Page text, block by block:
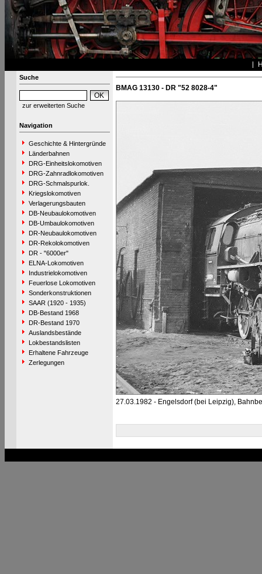
Suche
zur erweiterten Suche
Navigation
Geschichte & Hintergründe
Länderbahnen
DRG-Einheitslokomotiven
DRG-Zahnradlokomotiven
DRG-Schmalspurlok.
Kriegslokomotiven
Verlagerungsbauten
DB-Neubaulokomotiven
DB-Umbaulokomotiven
DR-Neubaulokomotiven
DR-Rekolokomotiven
DR - "6000er"
ELNA-Lokomotiven
Industrielokomotiven
Feuerlose Lokomotiven
Sonderkonstruktionen
SAAR (1920 - 1935)
DB-Bestand 1968
DR-Bestand 1970
Auslandsbestände
Lokbestandslisten
Erhaltene Fahrzeuge
Zerlegungen
BMAG 13130 - DR "52 8028-4"
27.03.1982 - Engelsdorf (bei Leipzig),